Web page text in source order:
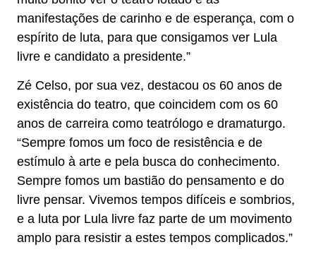
manifestações de carinho e de esperança, com o
espírito de luta, para que consigamos ver Lula
livre e candidato a presidente.”
Zé Celso, por sua vez, destacou os 60 anos de
existência do teatro, que coincidem com os 60
anos de carreira como teatrólogo e dramaturgo.
“Sempre fomos um foco de resistência e de
estímulo à arte e pela busca do conhecimento.
Sempre fomos um bastião do pensamento e do
livre pensar. Vivemos tempos difíceis e sombrios,
e a luta por Lula livre faz parte de um movimento
amplo para resistir a estes tempos complicados.”